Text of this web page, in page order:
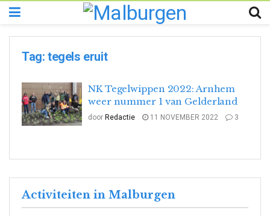
Tag: tegels eruit
NK Tegelwippen 2022: Arnhem
weer nummer 1 van Gelderland
door Redactie 11 NOVEMBER 2022 3
Activiteiten in Malburgen